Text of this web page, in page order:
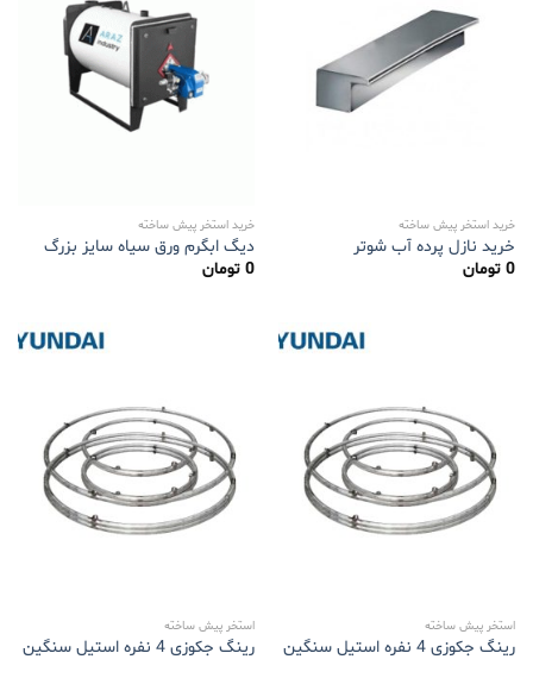
خرید استخر پیش ساخته
خرید نازل پرده آب شوتر
0 تومان
خرید استخر پیش ساخته
دیگ ابگرم ورق سیاه سایز بزرگ
0 تومان
استخر پیش ساخته
رینگ جکوزی 4 نفره استیل سنگین
استخر پیش ساخته
رینگ جکوزی 4 نفره استیل سنگین